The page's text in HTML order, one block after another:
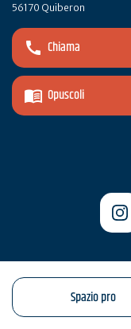
56170 Quiberon
Chiama
Opuscoli
Spazio pro